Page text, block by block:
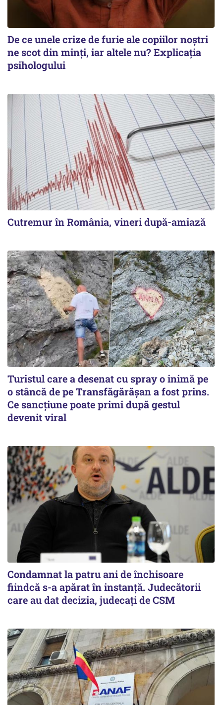
De ce unele crize de furie ale copiilor noștri
ne scot din minți, iar altele nu? Explicația
psihologului
Cutremur în România, vineri după-amiază
Turistul care a desenat cu spray o inimă pe
o stâncă de pe Transfăgărășan a fost prins.
Ce sancțiune poate primi după gestul
devenit viral
Condamnat la patru ani de închisoare
fiindcă s-a apărat în instanță. Judecătorii
care au dat decizia, judecați de CSM